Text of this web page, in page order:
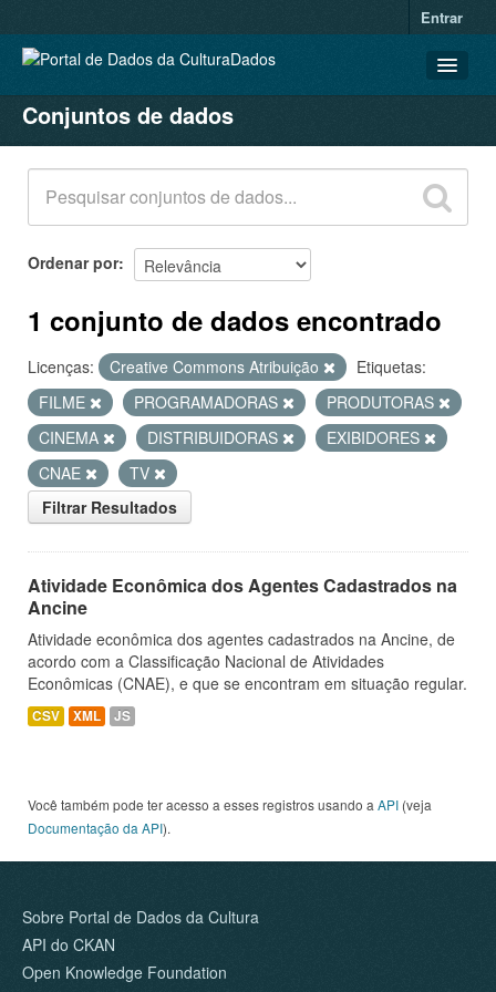
Entrar
CONJUNTOS DE DADOS
ORGANIZAÇÕES
GRUPOS
SOBRE
Conjuntos de dados
Ordenar por
1 conjunto de dados encontrado
Licenças: Creative Commons Atribuição
Etiquetas:
FILME
PROGRAMADORAS
PRODUTORAS
CINEMA
DISTRIBUIDORAS
EXIBIDORES
CNAE
TV
Filtrar Resultados
Atividade Econômica dos Agentes Cadastrados na
Ancine
Atividade econômica dos agentes cadastrados na Ancine, de
acordo com a Classificação Nacional de Atividades
Econômicas (CNAE), e que se encontram em situação regular.
CSV XML JS
Você também pode ter acesso a esses registros usando a API (veja
Documentação da API).
Sobre Portal de Dados da Cultura
API do CKAN
Open Knowledge Foundation